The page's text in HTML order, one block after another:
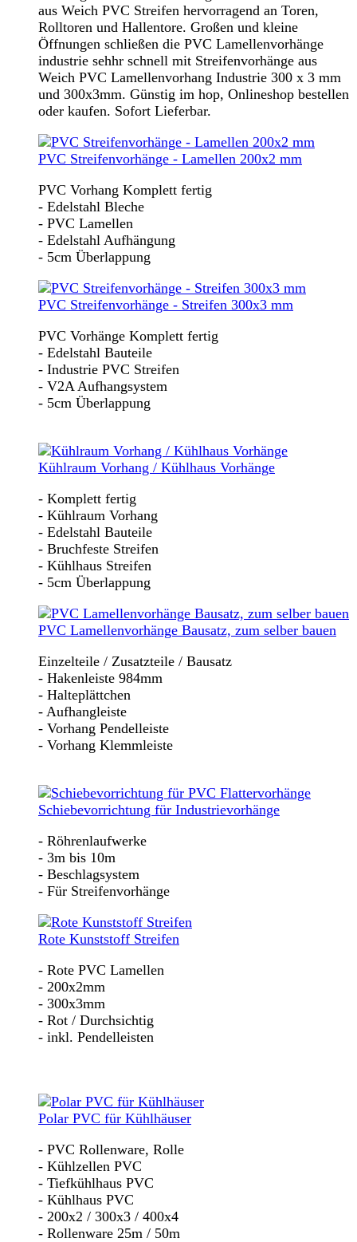
aus Weich PVC Streifen hervorragend an Toren,
Rolltoren und Hallentore. Großen und kleine
Öffnungen schließen die PVC Lamellenvorhänge
industrie sehhr schnell mit Streifenvorhänge aus
Weich PVC Lamellenvorhang Industrie 300 x 3 mm
und 300x3mm. Günstig im hop, Onlineshop bestellen
oder kaufen. Sofort Lieferbar.
PVC Streifenvorhänge - Lamellen 200x2 mm
PVC Vorhang Komplett fertig
- Edelstahl Bleche
- PVC Lamellen
- Edelstahl Aufhängung
- 5cm Überlappung
PVC Streifenvorhänge - Streifen 300x3 mm
PVC Vorhänge Komplett fertig
- Edelstahl Bauteile
- Industrie PVC Streifen
- V2A Aufhangsystem
- 5cm Überlappung
Kühlraum Vorhang / Kühlhaus Vorhänge
- Komplett fertig
- Kühlraum Vorhang
- Edelstahl Bauteile
- Bruchfeste Streifen
- Kühlhaus Streifen
- 5cm Überlappung
PVC Lamellenvorhänge Bausatz, zum selber bauen
Einzelteile / Zusatzteile / Bausatz
- Hakenleiste 984mm
- Halteplättchen
- Aufhangleiste
- Vorhang Pendelleiste
- Vorhang Klemmleiste
Schiebevorrichtung für Industrievorhänge
- Röhrenlaufwerke
- 3m bis 10m
- Beschlagsystem
- Für Streifenvorhänge
Rote Kunststoff Streifen
- Rote PVC Lamellen
- 200x2mm
- 300x3mm
- Rot / Durchsichtig
- inkl. Pendelleisten
Polar PVC für Kühlhäuser
- PVC Rollenware, Rolle
- Kühlzellen PVC
- Tiefkühlhaus PVC
- Kühlhaus PVC
- 200x2 / 300x3 / 400x4
- Rollenware 25m / 50m